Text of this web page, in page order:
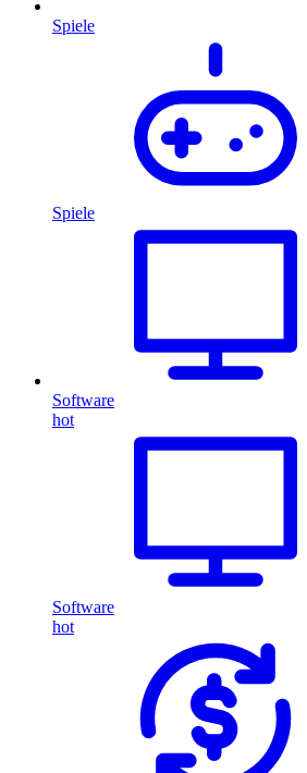
Spiele
Spiele
Software
hot
Software
hot